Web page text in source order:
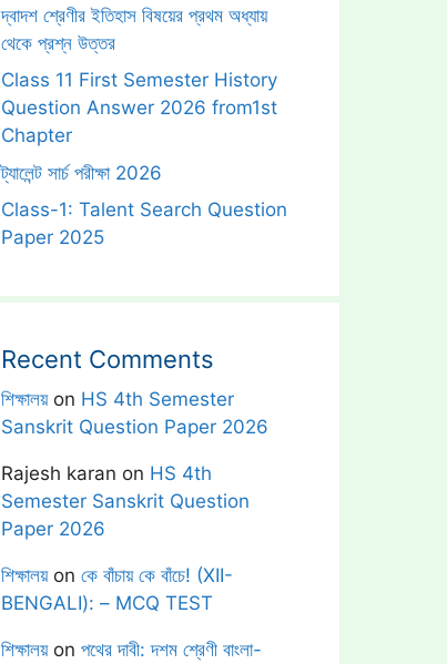
দ্বাদশ শ্রেণীর ইতিহাস বিষয়ের প্রথম অধ্যায়
থেকে প্রশ্ন উত্তর
Class 11 First Semester History
Question Answer 2026 from1st
Chapter
ট্যালেন্ট সার্চ পরীক্ষা 2026
Class-1: Talent Search Question
Paper 2025
Recent Comments
শিক্ষালয়on HS 4th Semester
Sanskrit Question Paper 2026
Rajesh karan on HS 4th
Semester Sanskrit Question
Paper 2026
শিক্ষালয়on কে বাঁচায় কে বাঁচে! (XII-
BENGALI): – MCQ TEST
শিক্ষালয়on পথের দাবী: দশম শ্রেণী বাংলা-